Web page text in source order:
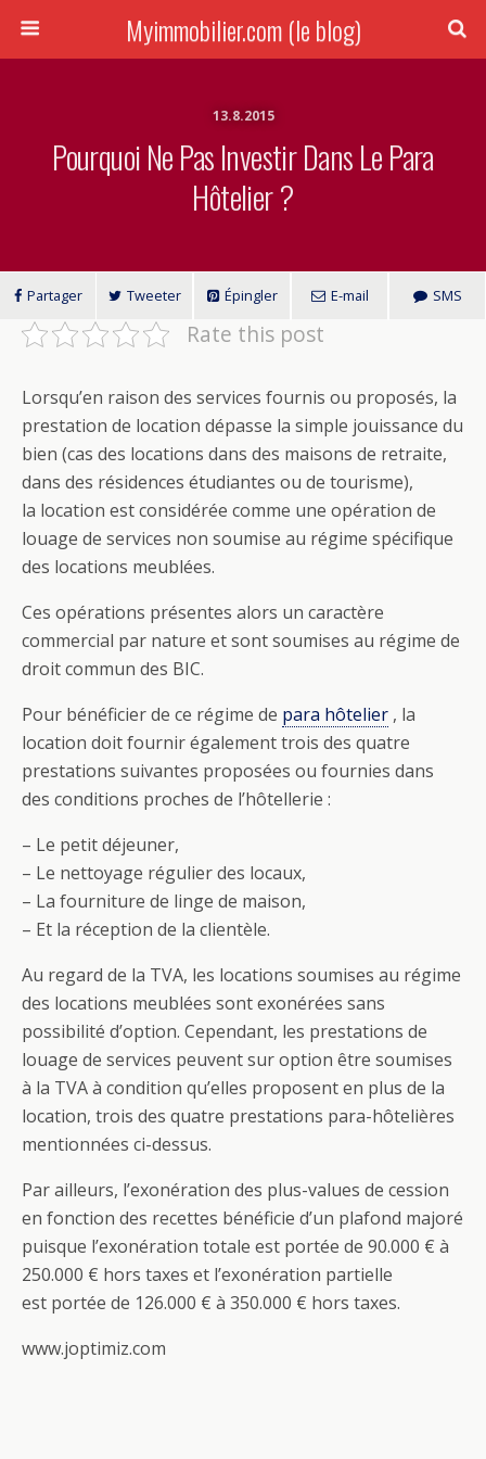
Myimmobilier.com (le blog)
13.8.2015
Pourquoi Ne Pas Investir Dans Le Para
Hôtelier ?
Partager Tweeter Épingler E-mail SMS
Rate this post
Lorsqu’en raison des services fournis ou proposés, la
prestation de location dépasse la simple jouissance du
bien (cas des locations dans des maisons de retraite,
dans des résidences étudiantes ou de tourisme),
la location est considérée comme une opération de
louage de services non soumise au régime spécifique
des locations meublées.
Ces opérations présentes alors un caractère
commercial par nature et sont soumises au régime de
droit commun des BIC.
Pour bénéficier de ce régime de para hôtelier , la
location doit fournir également trois des quatre
prestations suivantes proposées ou fournies dans
des conditions proches de l’hôtellerie :
– Le petit déjeuner,
– Le nettoyage régulier des locaux,
– La fourniture de linge de maison,
– Et la réception de la clientèle.
Au regard de la TVA, les locations soumises au régime
des locations meublées sont exonérées sans
possibilité d’option. Cependant, les prestations de
louage de services peuvent sur option être soumises
à la TVA à condition qu’elles proposent en plus de la
location, trois des quatre prestations para-hôtelières
mentionnées ci-dessus.
Par ailleurs, l’exonération des plus-values de cession
en fonction des recettes bénéficie d’un plafond majoré
puisque l’exonération totale est portée de 90.000 € à
250.000 € hors taxes et l’exonération partielle
est portée de 126.000 € à 350.000 € hors taxes.
www.joptimiz.com